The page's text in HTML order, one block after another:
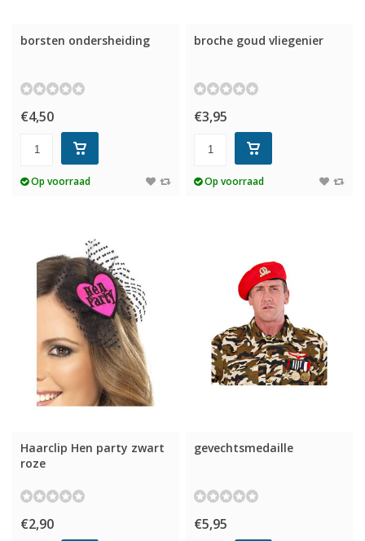
borsten ondersheiding
€4,50
Op voorraad
broche goud vliegenier
€3,95
Op voorraad
Haarclip Hen party zwart
roze
€2,90
gevechtsmedaille
€5,95